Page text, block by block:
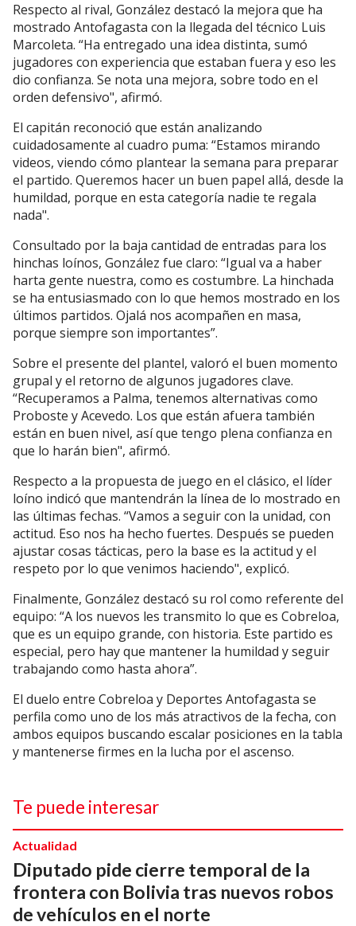
Respecto al rival, González destacó la mejora que ha
mostrado Antofagasta con la llegada del técnico Luis
Marcoleta. “Ha entregado una idea distinta, sumó
jugadores con experiencia que estaban fuera y eso les
dio confianza. Se nota una mejora, sobre todo en el
orden defensivo", afirmó.
El capitán reconoció que están analizando
cuidadosamente al cuadro puma: “Estamos mirando
videos, viendo cómo plantear la semana para preparar
el partido. Queremos hacer un buen papel allá, desde la
humildad, porque en esta categoría nadie te regala
nada".
Consultado por la baja cantidad de entradas para los
hinchas loínos, González fue claro: “Igual va a haber
harta gente nuestra, como es costumbre. La hinchada
se ha entusiasmado con lo que hemos mostrado en los
últimos partidos. Ojalá nos acompañen en masa,
porque siempre son importantes”.
Sobre el presente del plantel, valoró el buen momento
grupal y el retorno de algunos jugadores clave.
“Recuperamos a Palma, tenemos alternativas como
Proboste y Acevedo. Los que están afuera también
están en buen nivel, así que tengo plena confianza en
que lo harán bien", afirmó.
Respecto a la propuesta de juego en el clásico, el líder
loíno indicó que mantendrán la línea de lo mostrado en
las últimas fechas. “Vamos a seguir con la unidad, con
actitud. Eso nos ha hecho fuertes. Después se pueden
ajustar cosas tácticas, pero la base es la actitud y el
respeto por lo que venimos haciendo", explicó.
Finalmente, González destacó su rol como referente del
equipo: “A los nuevos les transmito lo que es Cobreloa,
que es un equipo grande, con historia. Este partido es
especial, pero hay que mantener la humildad y seguir
trabajando como hasta ahora”.
El duelo entre Cobreloa y Deportes Antofagasta se
perfila como uno de los más atractivos de la fecha, con
ambos equipos buscando escalar posiciones en la tabla
y mantenerse firmes en la lucha por el ascenso.
Te puede interesar
Diputado pide cierre temporal de la
frontera con Bolivia tras nuevos robos
de vehículos en el norte
Actualidad